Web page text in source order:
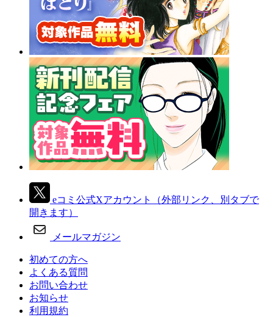
eコミ公式Xアカウント
（外部リンク、別タブで
開きます）
メールマガジン
初めての方へ
よくある質問
お問い合わせ
お知らせ
利用規約